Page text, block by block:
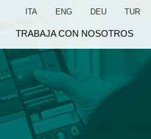
TRABAJA CON NOSOTROS
ITA ENG DEU TUR